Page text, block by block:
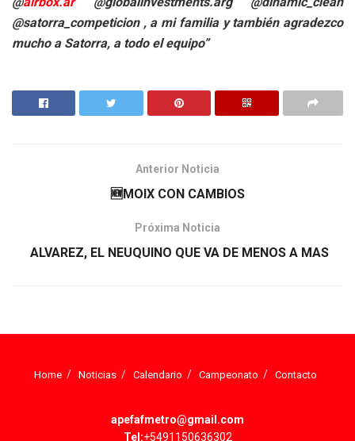
@satorra_competicion , a mi familia y también agradezco
mucho a Satorra, a todo el equipo”
Anterior Noticia
🆕MOIX CON CAMBIOS
Próxima Noticia
ALVAREZ, EL NEUQUINO QUE VA DE MENOS A MAS
Home Noticias Calendario Campeonato Contacto
apefafmetro@gmail.com
Tel:+5491150636302